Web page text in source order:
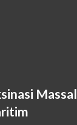
Massal